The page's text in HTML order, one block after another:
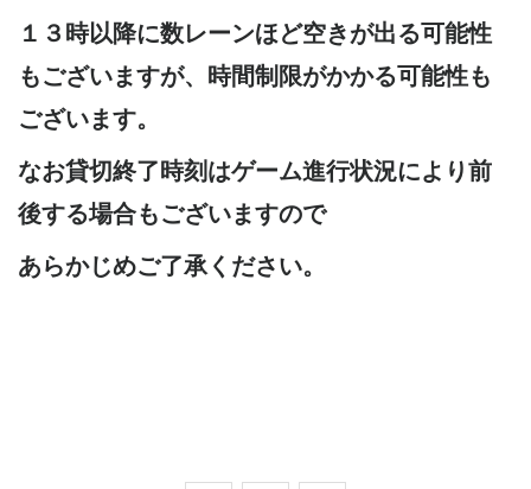
１３時以降に数レーンほど空きが出る可能性
もございますが、時間制限がかかる可能性も
ございます。
なお貸切終了時刻はゲーム進行状況により前
後する場合もございますので
あらかじめご了承ください。